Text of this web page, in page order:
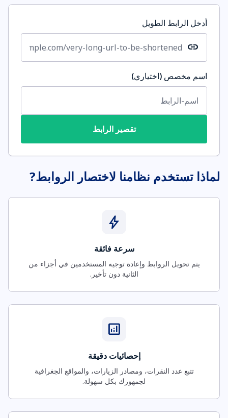
أدخل الرابط الطويل
link
اسم مخصص (اختياري)
تقصير الرابط
لماذا تستخدم نظامنا لاختصار الروابط?
bolt
سرعة فائقة
يتم تحويل الروابط وإعادة توجيه المستخدمين في أجزاء من
الثانية دون تأخير.
analytics
إحصائيات دقيقة
تتبع عدد النقرات، ومصادر الزيارات، والمواقع الجغرافية
لجمهورك بكل سهولة.